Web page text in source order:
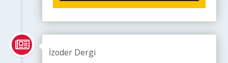
İzoder Dergi